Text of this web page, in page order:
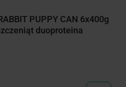
PUPPY CAN 6x400g
duoproteina